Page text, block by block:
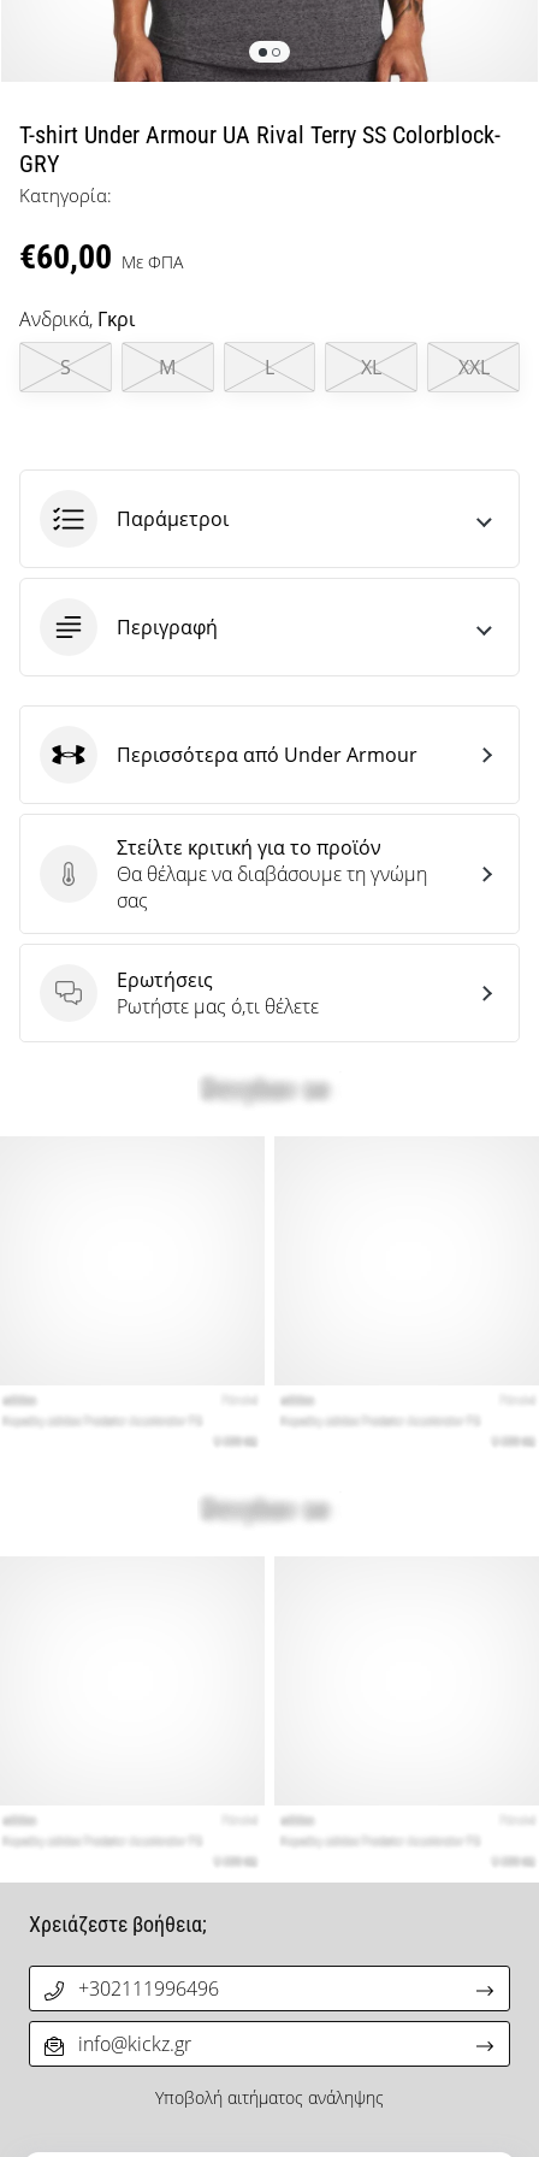
μπάσκετ
όπως
εμείς;
Έλα
μας
πρεσβευτής
της
μάρκας
μας.
όλων των
T-shirt Under Armour UA Rival Terry SS Colorblock-
GRY
Κατηγορία:
€60,00 Με ΦΠΑ
Ανδρικά, Γκρι
S
M L XL XXL
Παράμετροι
Περιγραφή
Στείλτε κριτική για το προϊόν
Στείλτε κριτική για το προϊόν
Θα θέλαμε να διαβάσουμε τη γνώμη
σας
Ερωτήσεις
Ερωτήσεις
Ρωτήστε μας ό,τι θέλετε
Under Armour
Περισσότερα από Under Armour
Χρειάζεστε βοήθεια;
+302111996496
info@kickz.gr
Υποβολή αιτήματος ανάληψης